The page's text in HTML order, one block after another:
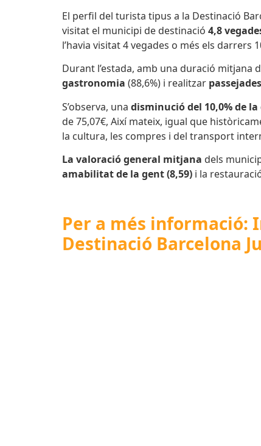
El perfil del turista tipus a la Destinació
visitat el municipi de destinació 4,8
l’havia visitat 4 vegades o més els darrers
Durant l’estada, amb una duració mitjana
gastronomia (88,6%) i realitzar
S’observa, una disminució del 10,0% de
de 75,07€, Així mateix, igual que
la cultura, les compres i del transport
La valoració general mitjana dels
amabilitat de la gent (8,59) i la
Per a més informació:
Destinació Barcelona